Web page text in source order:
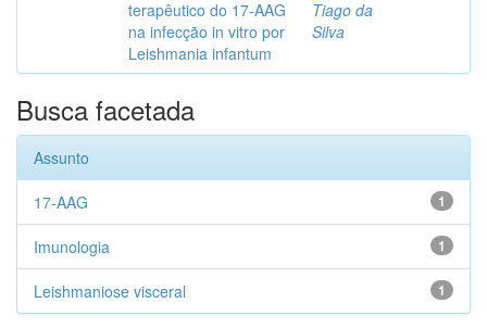
terapêutico do 17-AAG
na infecção in vitro por
Leishmania infantum
Tiago da
Silva
Busca facetada
Assunto
1
17-AAG
1
Imunologia
1
Leishmaniose visceral